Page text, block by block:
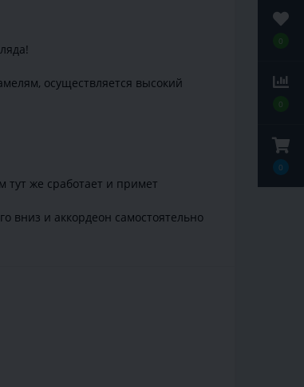
0
0
0
осуществляется высокий
тут же сработает и примет
вниз и аккордеон самостоятельно